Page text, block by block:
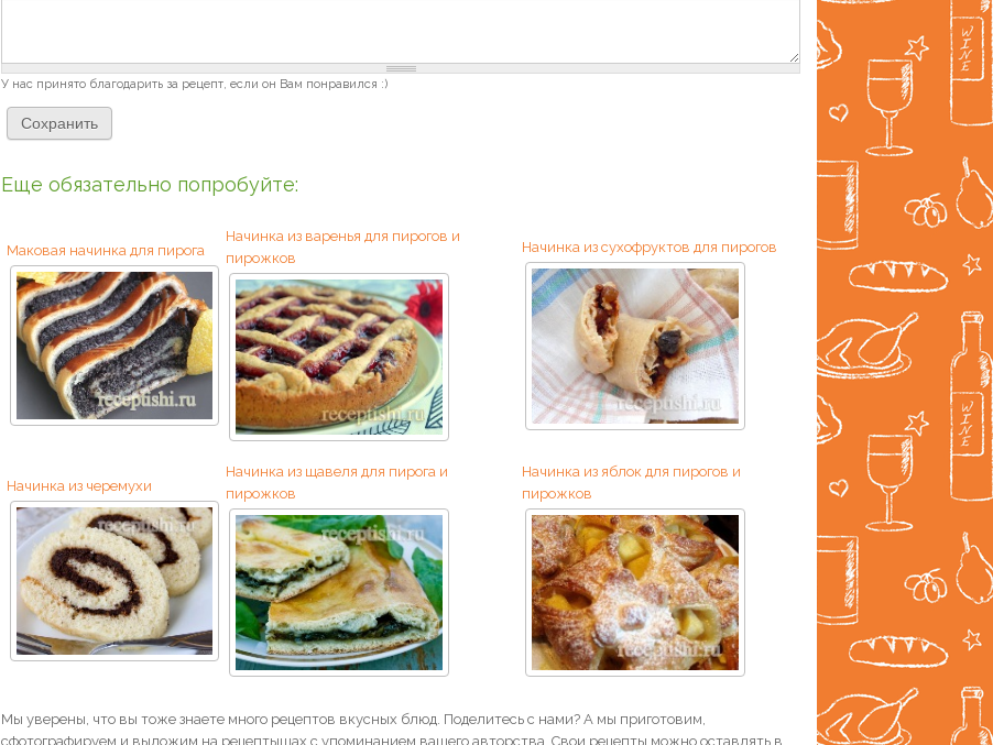
У нас принято благодарить за рецепт, если он Вам понравился :)
Еще обязательно попробуйте:
Маковая начинка для пирога
Начинка из варенья для пирогов и
пирожков
Начинка из сухофруктов для пирогов
Начинка из черемухи
Начинка из щавеля для пирога и
пирожков
Начинка из яблок для пирогов и
пирожков
Мы уверены, что вы тоже знаете много рецептов вкусных блюд. Поделитесь с нами? А мы приготовим,
сфотографируем и выложим на рецептышах с упоминанием вашего авторства. Свои рецепты можно оставлять в